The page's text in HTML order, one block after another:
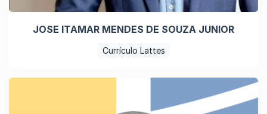
JOSE ITAMAR MENDES DE SOUZA JUNIOR
Currículo Lattes